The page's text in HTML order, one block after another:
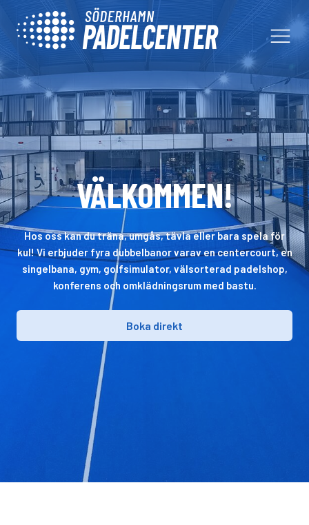
VÄLKOMMEN!
Hos oss kan du träna, umgås, tävla eller bara spela för
kul! Vi erbjuder fyra dubbelbanor varav en centercourt, en
singelbana, gym, golfsimulator, välsorterad padelshop,
konferens och omklädningsrum med bastu.
Boka direkt